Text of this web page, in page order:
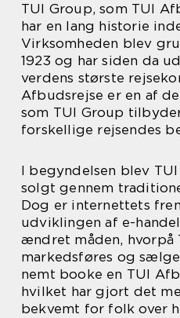
TUI Group, som TUI
har en lang historie
Virksomheden blev
1923 og har siden da
verdens største
Afbudsrejse er en af
som TUI Group
forskellige rejsendes
I begyndelsen blev
solgt gennem
Dog er internettets
udviklingen af e-
ændret måden, hvorpå
markedsføres og
nemt booke en TUI
hvilket har gjort det
bekvemt for folk over